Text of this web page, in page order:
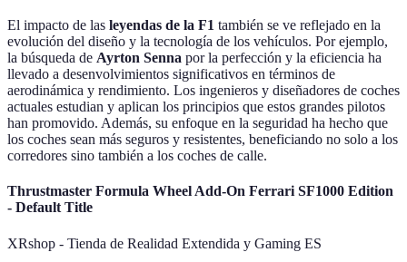
El impacto de las leyendas de la F1 también se ve reflejado en la
evolución del diseño y la tecnología de los vehículos. Por ejemplo,
la búsqueda de Ayrton Senna por la perfección y la eficiencia ha
llevado a desenvolvimientos significativos en términos de
aerodinámica y rendimiento. Los ingenieros y diseñadores de coches
actuales estudian y aplican los principios que estos grandes pilotos
han promovido. Además, su enfoque en la seguridad ha hecho que
los coches sean más seguros y resistentes, beneficiando no solo a los
corredores sino también a los coches de calle.
Thrustmaster Formula Wheel Add-On Ferrari SF1000 Edition
- Default Title
XRshop - Tienda de Realidad Extendida y Gaming ES